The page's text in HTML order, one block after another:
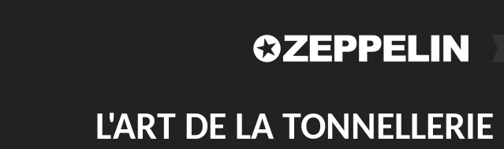
L'ART DE LA TONNELLERIE